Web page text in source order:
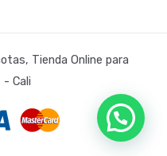
Tienda Online para
Cali